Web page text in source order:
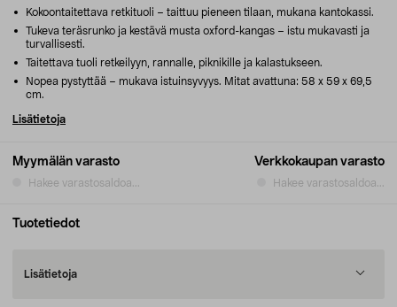
Myymälän varasto
Hakee varastosaldoa...
Verkkokaupan varasto
Hakee varastosaldoa...
Kokoontaitettava retkituoli – taittuu pieneen tilaan, mukana kantokassi.
Tukeva teräsrunko ja kestävä musta oxford-kangas – istu mukavasti ja
turvallisesti.
Taitettava tuoli retkeilyyn, rannalle, piknikille ja kalastukseen.
Nopea pystyttää – mukava istuinsyvyys. Mitat avattuna: 58 x 59 x 69,5
cm.
Lisätietoja
Tuotetiedot
Lisätietoja